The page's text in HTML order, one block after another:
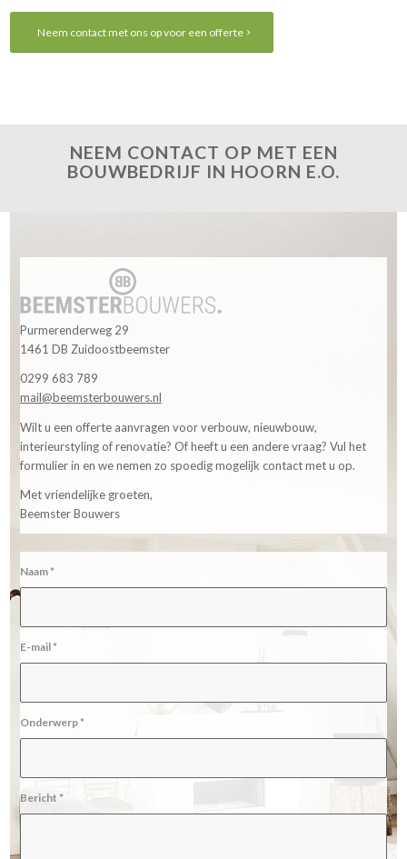
Neem contact met ons op voor een offerte
NEEM CONTACT OP MET EEN
BOUWBEDRIJF IN HOORN E.O.
Purmerenderweg 29
1461 DB Zuidoostbeemster
0299 683 789
mail@beemsterbouwers.nl
Wilt u een offerte aanvragen voor verbouw, nieuwbouw,
interieurstyling of renovatie? Of heeft u een andere vraag? Vul het
formulier in en we nemen zo spoedig mogelijk contact met u op.
Met vriendelijke groeten,
Beemster Bouwers
Naam *
E-mail *
Onderwerp *
Bericht *